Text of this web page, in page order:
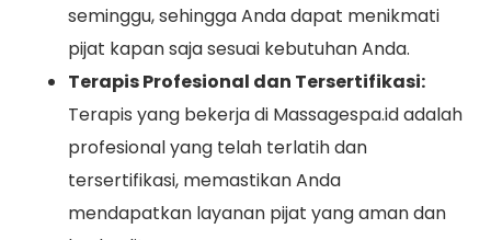
seminggu, sehingga Anda dapat menikmati
pijat kapan saja sesuai kebutuhan Anda.
Terapis Profesional dan Tersertifikasi:
Terapis yang bekerja di Massagespa.id adalah
profesional yang telah terlatih dan
tersertifikasi, memastikan Anda
mendapatkan layanan pijat yang aman dan